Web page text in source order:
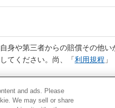
身や第三者からの賠償その他
てください。尚、「利用規程 」
and ads. Please
We may sell or share